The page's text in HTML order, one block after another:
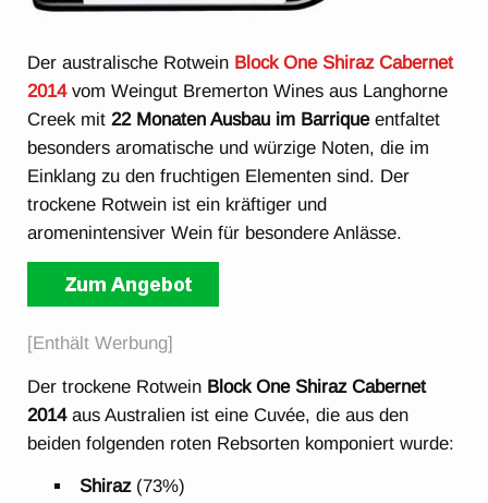
Der australische Rotwein Block One Shiraz Cabernet
2014vom Weingut Bremerton Wines aus Langhorne
Creek mit 22 Monaten Ausbau im Barriqueentfaltet
besonders aromatische und würzige Noten, die im
Einklang zu den fruchtigen Elementen sind. Der
trockene Rotwein ist ein kräftiger und
aromenintensiver Wein für besondere Anlässe.
[Enthält Werbung]
Der trockene Rotwein Block One Shiraz Cabernet
2014aus Australien ist eine Cuvée, die aus den
beiden folgenden roten Rebsorten komponiert wurde:
Shiraz(73%)